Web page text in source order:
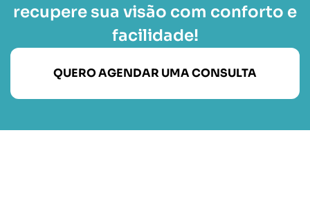
recupere sua visão com conforto e
facilidade!
QUERO AGENDAR UMA CONSULTA